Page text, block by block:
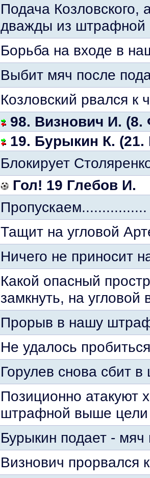
Подача Козловского,
дважды из штрафной
Борьба на входе в
Выбит мяч после
Козловский рвался к
98. Визнович И.
19. Бурыкин К. (21.
Блокирует
Гол! 19 Глебов И.
Пропускаем................
Тащит на угловой
Ничего не приносит
Какой опасный
замкнуть, на угловой
Прорыв в нашу
Не удалось
Горулев снова сбит в
Позиционно атакуют
штрафной выше цели
Бурыкин подает - мяч
Визнович прорвался